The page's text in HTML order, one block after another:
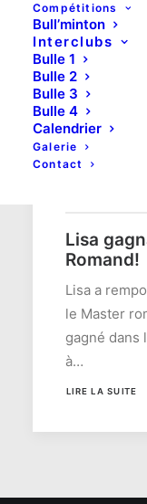
Compétitions
Bull’minton
Interclubs
Bulle 1
Bulle 2
Bulle 3
Bulle 4
Calendrier
Galerie
Contact
Lisa
Romand!
Lisa a
le Master
gagné dans
à…
LIRE LA SUITE